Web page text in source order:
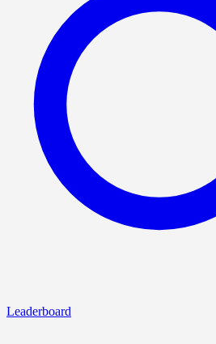
Leaderboard